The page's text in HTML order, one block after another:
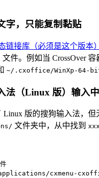
字，只能复制黏贴
链接库（必须是这个版本）
文件。例如当 CrossOver
~/.cxoffice/WinXp-64-
法（Linux 版）输入
版的搜狗输入法，
文件夹中，从中找到
cxmenu-